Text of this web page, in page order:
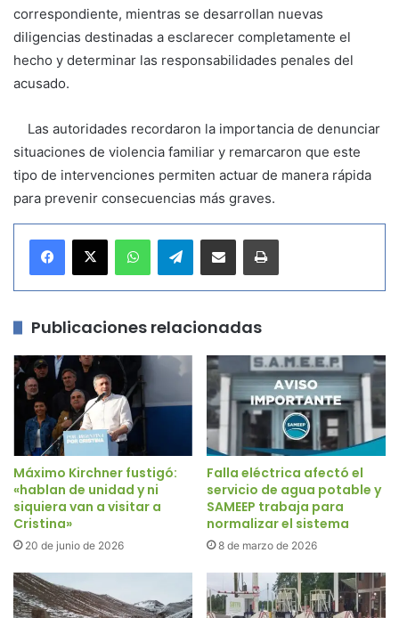
correspondiente, mientras se desarrollan nuevas
diligencias destinadas a esclarecer completamente el
hecho y determinar las responsabilidades penales del
acusado.
Las autoridades recordaron la importancia de denunciar
situaciones de violencia familiar y remarcaron que este
tipo de intervenciones permiten actuar de manera rápida
para prevenir consecuencias más graves.
Telegram
Publicaciones relacionadas
Máximo Kirchner fustigó:
«hablan de unidad y ni
siquiera van a visitar a
Cristina»
20 de junio de 2026
Falla eléctrica afectó el
servicio de agua potable y
SAMEEP trabaja para
normalizar el sistema
8 de marzo de 2026